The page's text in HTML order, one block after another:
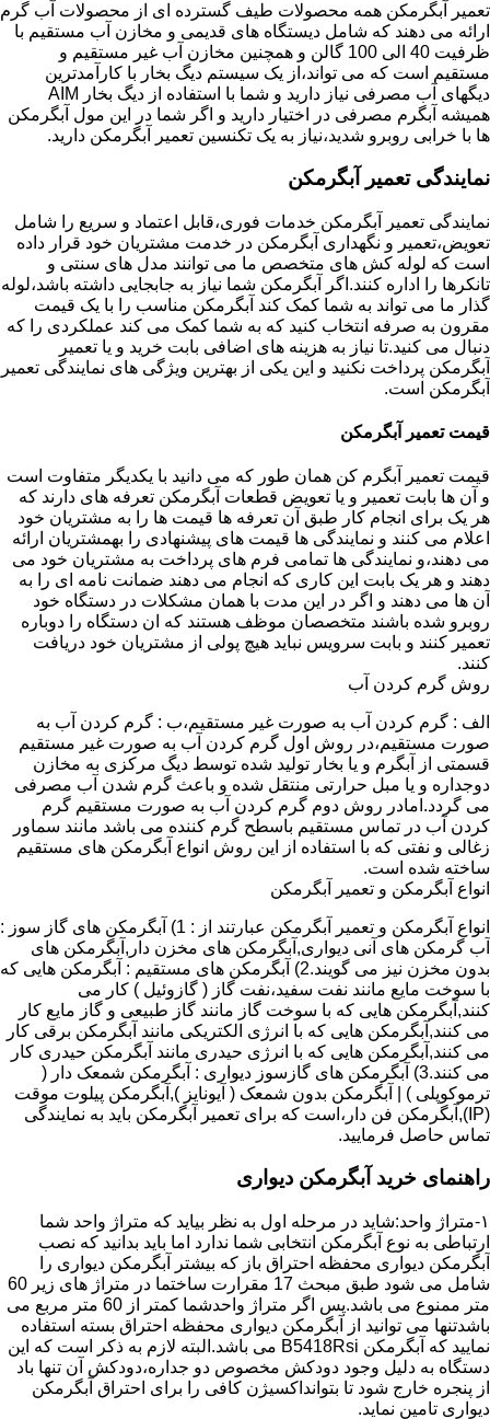
تعمیر آبگرمکن همه محصولات طیف گسترده ای از محصولات آب گرم
ارائه می دهند که شامل دیستگاه های قدیمی و مخازن آب مستقیم با
ظرفیت 40 الی 100 گالن و همچنین مخازن آب غیر مستقیم و
مستقیم است که می تواند،از یک سیستم دیگ بخار با کارآمدترین
دیگهای آب مصرفی نیاز دارید و شما با استفاده از دیگ بخار AIM
همیشه آبگرم مصرفی در اختیار دارید و اگر شما در این مول آبگرمکن
ها با خرابی روبرو شدید،نیاز به یک تکنسین تعمیر آبگرمکن دارید.
نمایندگی تعمیر آبگرمکن
نمایندگی تعمیر آبگرمکن خدمات فوری،قابل اعتماد و سریع را شامل
تعویض،تعمیر و نگهداری آبگرمکن در خدمت مشتریان خود قرار داده
است که لوله کش های متخصص ما می توانند مدل های سنتی و
تانکرها را اداره کنند.اگر آبگرمکن شما نیاز به جابجایی داشته باشد،لوله
گذار ما می تواند به شما کمک کند آبگرمکن مناسب را با یک قیمت
مقرون به صرفه انتخاب کنید که به شما کمک می کند عملکردی را که
دنبال می کنید.تا نیاز به هزینه های اضافی بابت خرید و یا تعمیر
آبگرمکن پرداخت نکنید و این یکی از بهترین ویژگی های نمایندگی تعمیر
آبگرمکن است.
قیمت تعمیر آبگرمکن
قیمت تعمیر آبگرم کن همان طور که می دانید با یکدیگر متفاوت است
و آن ها بابت تعمیر و یا تعویض قطعات آبگرمکن تعرفه های دارند که
هر یک برای انجام کار طبق آن تعرفه ها قیمت ها را به مشتریان خود
اعلام می کنند و نمایندگی ها قیمت های پیشنهادی را بهمشتریان ارائه
می دهند،و نمایندگی ها تمامی فرم های پرداخت به مشتریان خود می
دهند و هر یک بابت این کاری که انجام می دهند ضمانت نامه ای را به
آن ها می دهند و اگر در این مدت با همان مشکلات در دستگاه خود
روبرو شده باشند متخصصان موظف هستند که ان دستگاه را دوباره
تعمیر کنند و بابت سرویس نباید هیچ پولی از مشتریان خود دریافت
کنند.
روش گرم کردن آب
الف : گرم کردن آب به صورت غیر مستقیم،ب : گرم کردن آب به
صورت مستقیم،در روش اول گرم کردن آب به صورت غیر مستقیم
قسمتی از آبگرم و یا بخار تولید شده توسط دیگ مرکزی به مخازن
دوجداره و یا مبل حرارتی منتقل شده و باعث گرم شدن آب مصرفی
می گردد.امادر روش دوم گرم کردن آب به صورت مستقیم گرم
کردن آب در تماس مستقیم باسطح گرم کننده می باشد مانند سماور
زغالی و نفتی که با استفاده از این روش انواع آبگرمکن های مستقیم
ساخته شده است.
انواع آبگرمکن و تعمیر آبگرمکن
انواع آبگرمکن و تعمیر آبگرمکن عبارتند از : 1) آبگرمکن های گاز سوز :
آب گرمکن های آنی دیواری,آبگرمکن های مخزن دار,آبگرمکن های
بدون مخزن نیز می گویند.2) آبگرمکن های مستقیم : آبگرمکن هایی که
با سوخت مایع مانند نفت سفید،نفت گاز ( گازوئیل ) کار می
کنند,آبگرمکن هایی که با سوخت گاز مانند گاز طبیعی و گاز مایع کار
می کنند,آبگرمکن هایی که با انرژی الکتریکی مانند آبگرمکن برقی کار
می کنند,آبگرمکن هایی که با انرژی حیدری مانند آبگرمکن حیدری کار
می کنند.3) آبگرمکن های گازسوز دیواری : آبگرمکن شمعک دار (
ترموکوپلی ) | آبگرمکن بدون شمعک ( آیونایز ),آبگرمکن پیلوت موقت
(IP),آبگرمکن فن دار،است که برای تعمیر آبگرمکن باید به نمایندگی
تماس حاصل فرمایید.
راهنمای خرید آبگرمکن دیواری
۱-متراژ واحد:شاید در مرحله اول به نظر بیاید که متراژ واحد شما
ارتباطی به نوع آبگرمکن انتخابی شما ندارد اما باید بدانید که نصب
آبگرمکن دیواری محفظه احتراق باز که بیشتر آبگرمکن دیواری را
شامل می شود طبق مبحث 17 مقرارت ساختما در متراژ های زیر 60
متر ممنوع می باشد.پس اگر متراژ واحدشما کمتر از 60 متر مربع می
باشدتنها می توانید از آبگرمکن دیواری محفظه احتراق بسته استفاده
نمایید که آبگرمکن B5418Rsi می باشد.البته لازم به ذکر است که این
دستگاه به دلیل وجود دودکش مخصوص دو جداره،دودکش آن تنها باد
از پنجره خارج شود تا بتوانداکسیژن کافی را برای احتراق آبگرمکن
دیواری تامین نماید.